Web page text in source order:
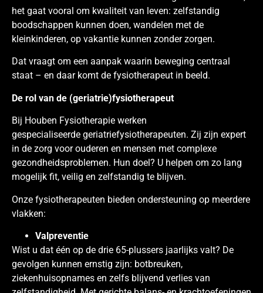
het gaat vooral om kwaliteit van leven: zelfstandig
boodschappen kunnen doen, wandelen met de
kleinkinderen, op vakantie kunnen zonder zorgen.
Dat vraagt om een aanpak waarin beweging centraal
staat – en daar komt de fysiotherapeut in beeld.
De rol van de (geriatrie)fysiotherapeut
Bij Houben Fysiotherapie werken
gespecialiseerde geriatriefysiotherapeuten. Zij zijn expert
in de zorg voor ouderen en mensen met complexe
gezondheidsproblemen. Hun doel? U helpen om zo lang
mogelijk fit, veilig en zelfstandig te blijven.
Onze fysiotherapeuten bieden ondersteuning op meerdere
vlakken:
Valpreventie
Wist u dat één op de drie 65-plussers jaarlijks valt? De
gevolgen kunnen ernstig zijn: botbreuken,
ziekenhuisopnames en zelfs blijvend verlies van